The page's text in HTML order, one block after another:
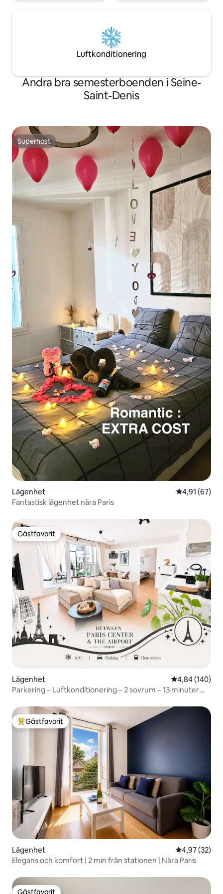
Luftkonditionering
Andra bra semesterboenden i Seine-
Saint-Denis
Superhost
Superhost
Lägenhet 4,91 av 5 i
4,91 (67)
Fantastisk lägenhet nära Paris
Gästfavorit
Gästfavorit
Lägenhet 4,84 av 5 i
4,84 (140)
Parkering – Luftkonditionering – 2 sovrum – 13 minuter
Populär gästfavorit
Gästfavorit
Lägenhet 4,97 av 5 i
4,97 (32)
Elegans och komfort | 2 min från stationen | Nära Paris
Gästfavorit